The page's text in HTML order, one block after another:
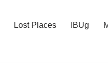
Lost Places IBUg